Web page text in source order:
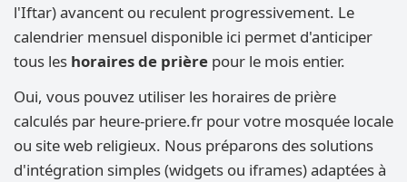
l'Iftar) avancent ou reculent progressivement. Le
calendrier mensuel disponible ici permet d'anticiper
tous les horaires de prière pour le mois entier.
Oui, vous pouvez utiliser les horaires de prière
calculés par heure-priere.fr pour votre mosquée locale
ou site web religieux. Nous préparons des solutions
d'intégration simples (widgets ou iframes) adaptées à